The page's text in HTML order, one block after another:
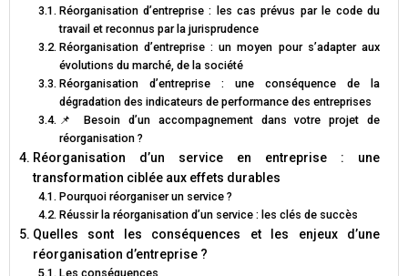
Réorganisation d’entreprise : les cas prévus par le code du
travail et reconnus par la jurisprudence
Réorganisation d’entreprise : un moyen pour s’adapter aux
évolutions du marché, de la société
Réorganisation d’entreprise : une conséquence de la
dégradation des indicateurs de performance des entreprises
📌 Besoin d’un accompagnement dans votre projet de
réorganisation ?
Réorganisation d’un service en entreprise : une
transformation ciblée aux effets durables
Pourquoi réorganiser un service ?
Réussir la réorganisation d’un service : les clés de succès
Quelles sont les conséquences et les enjeux d’une
réorganisation d’entreprise ?
Les conséquences